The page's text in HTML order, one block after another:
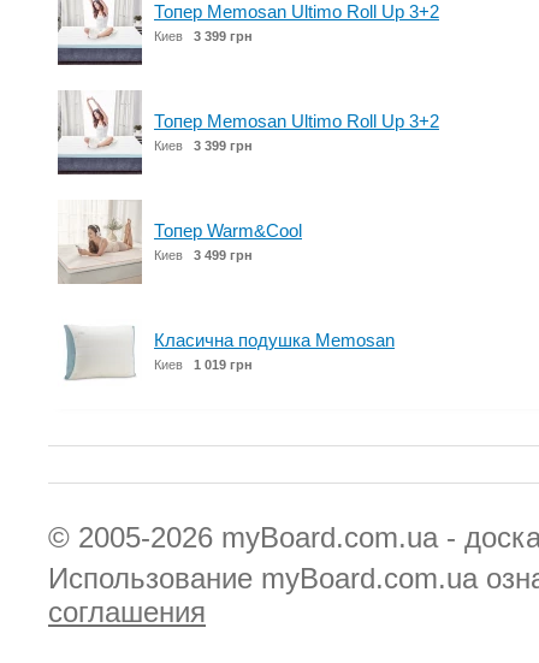
Топер Memosan Ultimo Roll Up 3+2
Киев 3 399 грн
Топер Memosan Ultimo Roll Up 3+2
Киев 3 399 грн
Топер Warm&Cool
Киев 3 499 грн
Класична подушка Memosan
Киев 1 019 грн
© 2005-2026 myBoard.com.ua -
Использование myBoard.com.ua
соглашения